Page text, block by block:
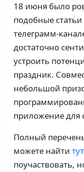
18 июня было
подобные
телеграмм-
достаточно
устроить
праздник.
небольшой
приложение для
Полный
можете найти тут
поучаствовать,